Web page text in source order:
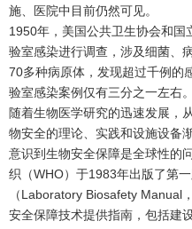
施、医院中目前仍然可见。
1950年，美国公共卫生协会和
验室感染进行调查，涉及细菌、
70多种病原体，发现超过千例的
验室感染案例仅有三分之一左右。
随着生物医学研究的迅速发展，
物安全的理论、实践和设施设备
意识到生物安全保障是全球性的
织（WHO）于1983年出版了第
（Laboratory Biosafety Manual
安全保障技术提供指南，包括建